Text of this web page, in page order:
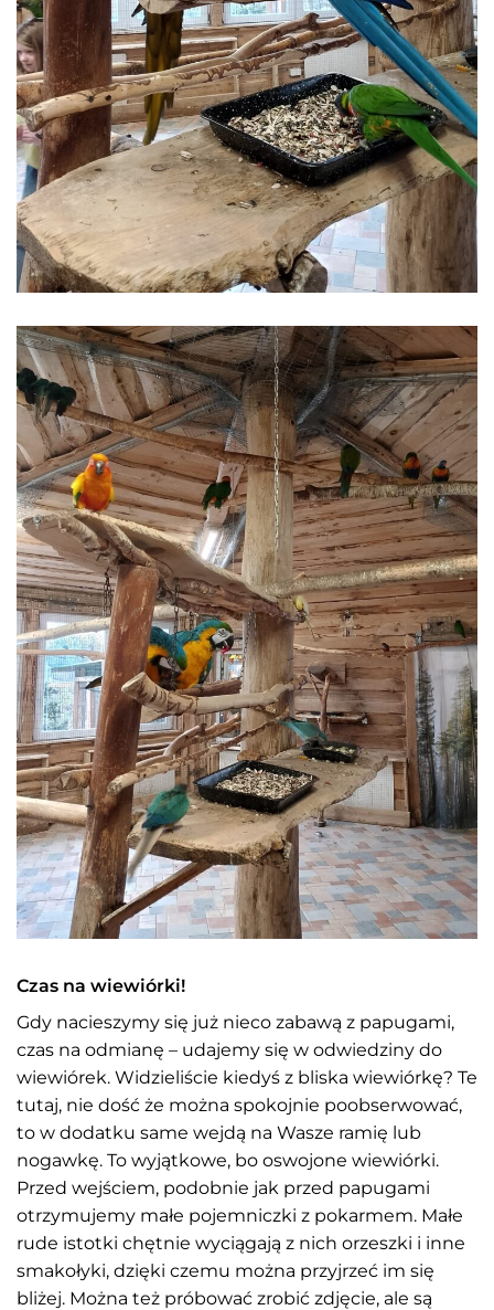
Czas na wiewiórki!
Gdy nacieszymy się już nieco zabawą z papugami,
czas na odmianę – udajemy się w odwiedziny do
wiewiórek. Widzieliście kiedyś z bliska wiewiórkę? Te
tutaj, nie dość że można spokojnie poobserwować,
to w dodatku same wejdą na Wasze ramię lub
nogawkę. To wyjątkowe, bo oswojone wiewiórki.
Przed wejściem, podobnie jak przed papugami
otrzymujemy małe pojemniczki z pokarmem. Małe
rude istotki chętnie wyciągają z nich orzeszki i inne
smakołyki, dzięki czemu można przyjrzeć im się
bliżej. Można też próbować zrobić zdjęcie, ale są